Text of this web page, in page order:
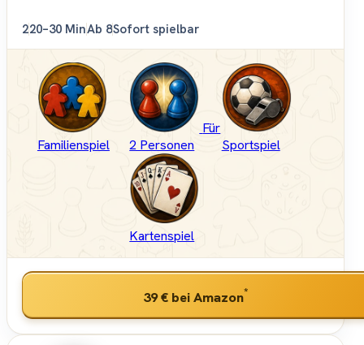
220–30 MinAb 8Sofort spielbar
Familienspiel
Für
2 Personen
Sportspiel
Kartenspiel
39 € bei Amazon*